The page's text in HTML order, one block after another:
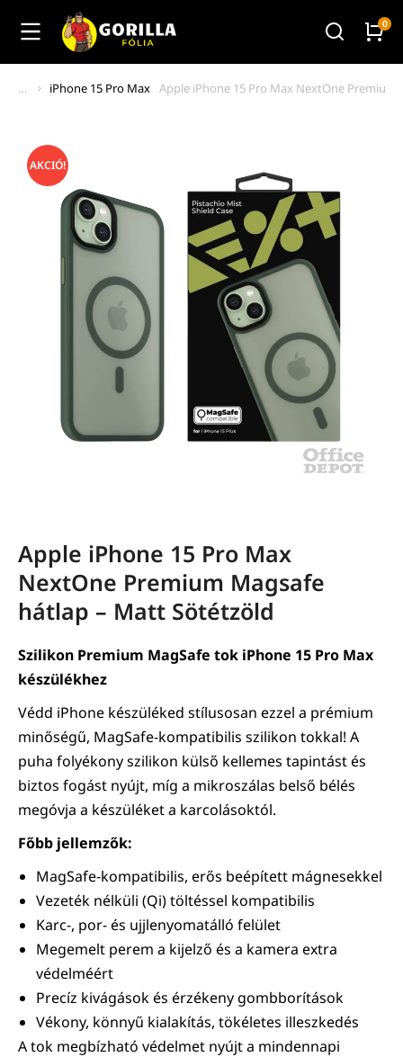
You are here:
iPhone 15 Pro Max Apple iPhone 15 Pro Max NextOne
AKCIÓ!
Apple iPhone 15 Pro Max
NextOne Premium Magsafe
hátlap – Matt Sötétzöld
Szilikon Premium MagSafe tok iPhone 15 Pro Max
készülékhez
Védd iPhone készüléked stílusosan ezzel a prémium
minőségű, MagSafe-kompatibilis szilikon tokkal! A
puha folyékony szilikon külső kellemes tapintást és
biztos fogást nyújt, míg a mikroszálas belső bélés
megóvja a készüléket a karcolásoktól.
Főbb jellemzők:
MagSafe-kompatibilis, erős beépített mágnesekkel
Vezeték nélküli (Qi) töltéssel kompatibilis
Karc-, por- és ujjlenyomatálló felület
Megemelt perem a kijelző és a kamera extra
védelméért
Precíz kivágások és érzékeny gombborítások
Vékony, könnyű kialakítás, tökéletes illeszkedés
A tok megbízható védelmet nyújt a mindennapi